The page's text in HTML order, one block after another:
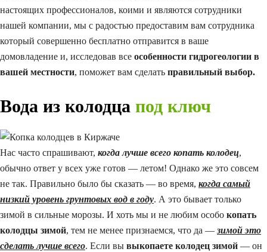
настоящих профессионалов, коими и являются сотрудники
нашей компании, мы с радостью предоставим вам сотрудника
который совершенно бесплатно отправится в ваше
домовладение и, исследовав все особенности гидрогеологии в
вашей местности, поможет вам сделать правильный выбор.
Вода из колодца под ключ
Нас часто спрашивают, когда лучше всего копать колодец,
обычно ответ у всех уже готов — летом! Однако же это совсем
не так. Правильно было бы сказать — во время, когда самый
низкий уровень грунтовых вод в году. А это бывает только
зимой в сильные морозы. И хоть мы и не любим особо копать
колодцы зимой, тем не менее признаемся, что да —зимой это
сделать лучше всего. Если вы выкопаете колодец зимой — он